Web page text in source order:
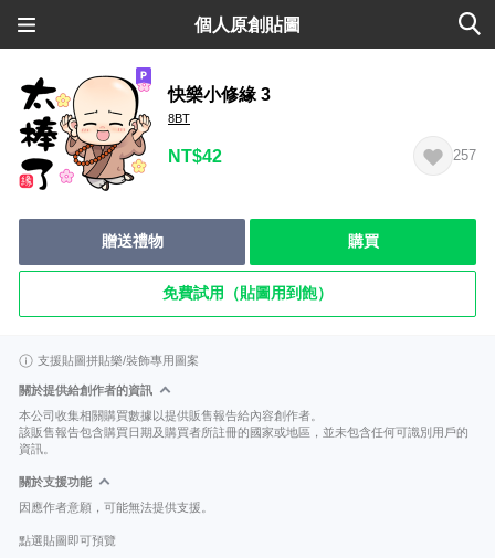
個人原創貼圖
快樂小修緣 3
8BT
NT$42 257
贈送禮物 購買
免費試用（貼圖用到飽）
支援貼圖拼貼樂/裝飾專用圖案
關於提供給創作者的資訊
本公司收集相關購買數據以提供販售報告給內容創作者。
該販售報告包含購買日期及購買者所註冊的國家或地區，並未包含任何可識別用戶的
資訊。
關於支援功能
因應作者意願，可能無法提供支援。
點選貼圖即可預覽